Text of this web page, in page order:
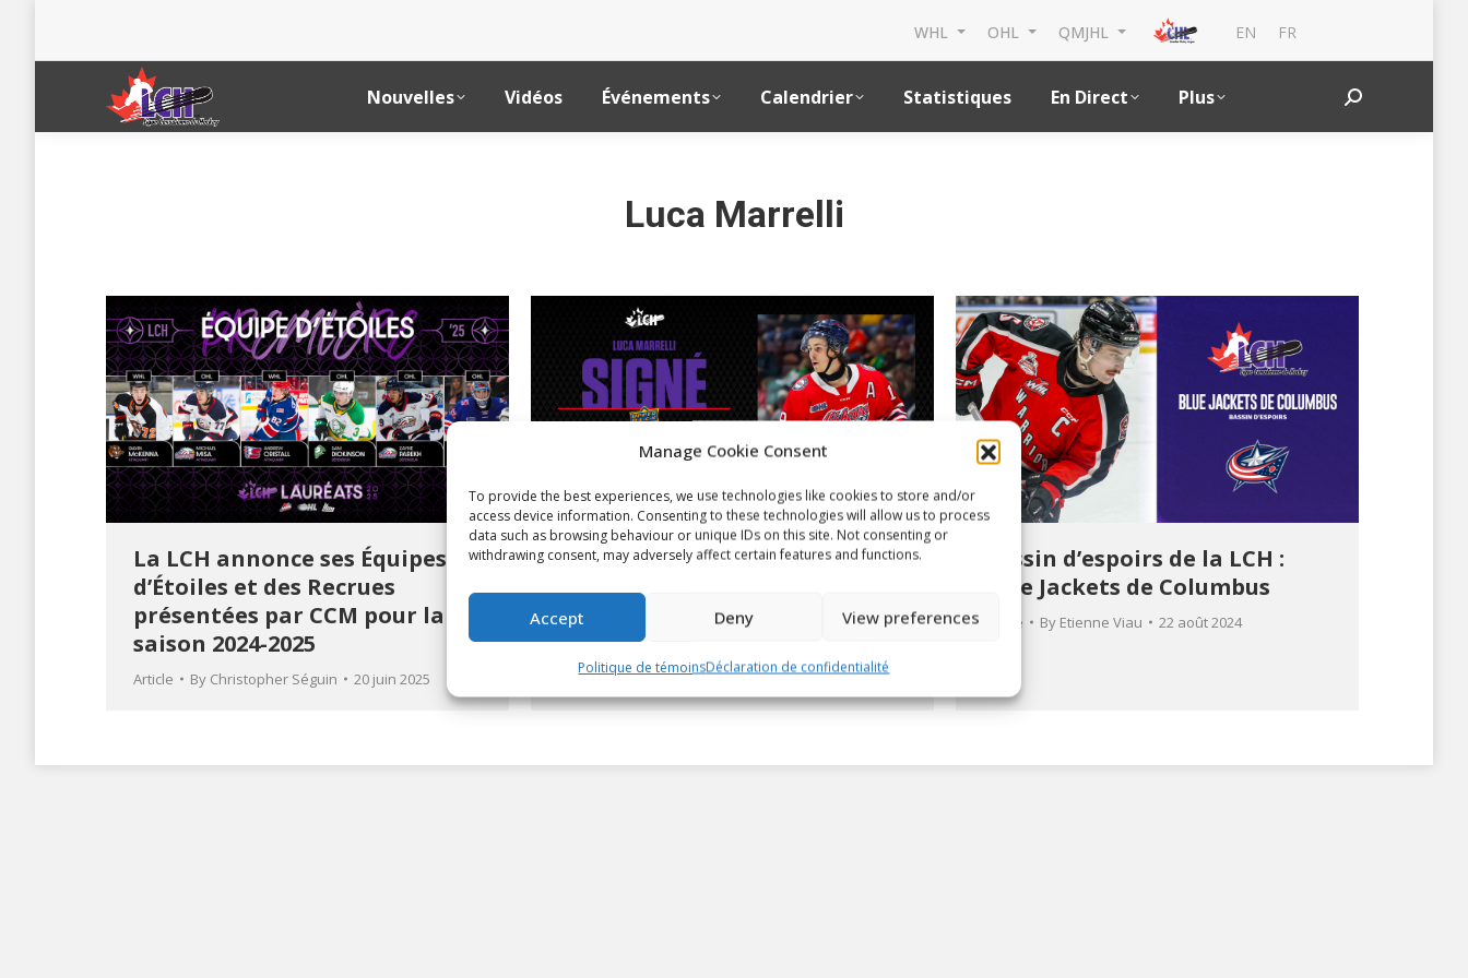
Manage Cookie Consent
To provide the best experiences, we use technologies like cookies to store and/or
access device information. Consenting to these technologies will allow us to process
data such as browsing behaviour or unique IDs on this site. Not consenting or
withdrawing consent, may adversely affect certain features and functions.
Accept Deny View preferences
Politique de témoinsDéclaration de confidentialité
WHL OHL QMJHL EN FR
Nouvelles Vidéos Événements Calendrier Statistiques En Direct Plus Search:
Luca Marrelli
La LCH annonce ses Équipes
d’Étoiles et des Recrues
présentées par CCM pour la
saison 2024-2025
Article By Christopher Séguin 20 juin 2025
Luca Marrelli signe son
contrat d’entrée LNH avec les
Blue Jackets.
Bassin d’espoirs de la LCH :
Blue Jackets de Columbus
Article By Etienne Viau 22 août 2024